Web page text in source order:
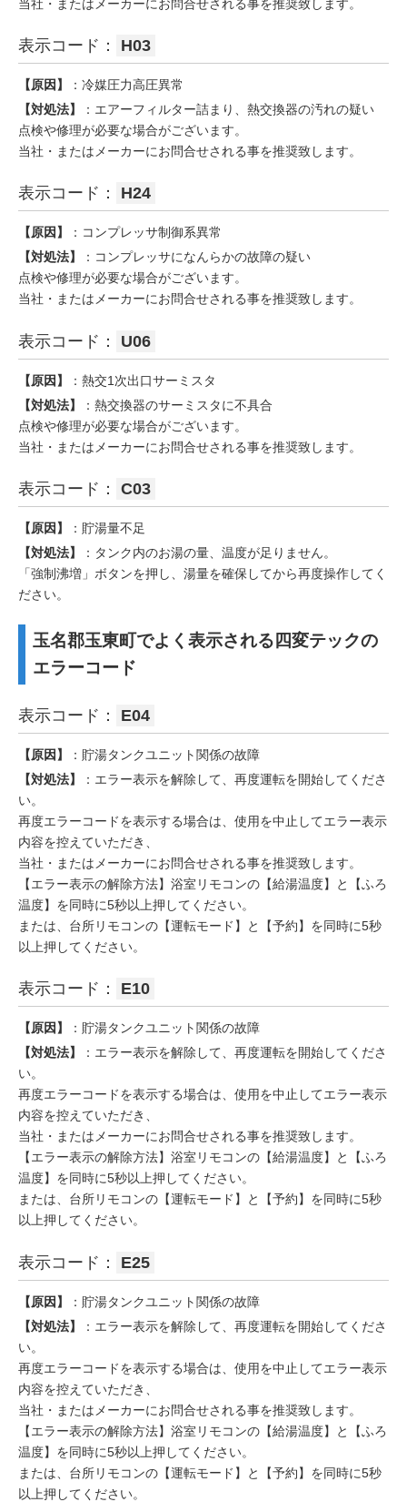
当社・またはメーカーにお問合せされる事を推奨致します。
表示コード： H03
【原因】
：冷媒圧力高圧異常
【対処法】
：エアーフィルター詰まり、熱交換器の汚れの疑い
点検や修理が必要な場合がございます。
当社・またはメーカーにお問合せされる事を推奨致します。
表示コード： H24
【原因】
：コンプレッサ制御系異常
【対処法】
：コンプレッサになんらかの故障の疑い
点検や修理が必要な場合がございます。
当社・またはメーカーにお問合せされる事を推奨致します。
表示コード： U06
【原因】
：熱交1次出口サーミスタ
【対処法】
：熱交換器のサーミスタに不具合
点検や修理が必要な場合がございます。
当社・またはメーカーにお問合せされる事を推奨致します。
表示コード： C03
【原因】
：貯湯量不足
【対処法】
：タンク内のお湯の量、温度が足りません。
「強制沸増」ボタンを押し、湯量を確保してから再度操作してく
ださい。
玉名郡玉東町でよく表示される四変テックの
エラーコード
表示コード： E04
【原因】
：貯湯タンクユニット関係の故障
【対処法】
：エラー表示を解除して、再度運転を開始してくださ
い。
再度エラーコードを表示する場合は、使用を中止してエラー表示
内容を控えていただき、
当社・またはメーカーにお問合せされる事を推奨致します。
【エラー表示の解除方法】浴室リモコンの【給湯温度】と【ふろ
温度】を同時に5秒以上押してください。
または、台所リモコンの【運転モード】と【予約】を同時に5秒
以上押してください。
表示コード： E10
【原因】
：貯湯タンクユニット関係の故障
【対処法】
：エラー表示を解除して、再度運転を開始してくださ
い。
再度エラーコードを表示する場合は、使用を中止してエラー表示
内容を控えていただき、
当社・またはメーカーにお問合せされる事を推奨致します。
【エラー表示の解除方法】浴室リモコンの【給湯温度】と【ふろ
温度】を同時に5秒以上押してください。
または、台所リモコンの【運転モード】と【予約】を同時に5秒
以上押してください。
表示コード： E25
【原因】
：貯湯タンクユニット関係の故障
【対処法】
：エラー表示を解除して、再度運転を開始してくださ
い。
再度エラーコードを表示する場合は、使用を中止してエラー表示
内容を控えていただき、
当社・またはメーカーにお問合せされる事を推奨致します。
【エラー表示の解除方法】浴室リモコンの【給湯温度】と【ふろ
温度】を同時に5秒以上押してください。
または、台所リモコンの【運転モード】と【予約】を同時に5秒
以上押してください。